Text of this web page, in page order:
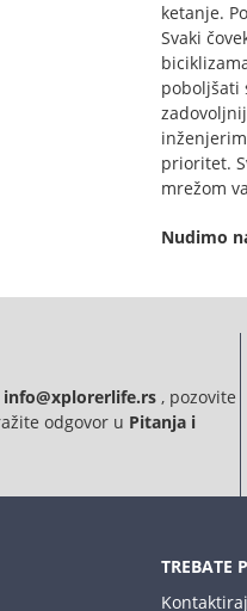
ketanje.
Svaki
poboljšati
prioritet.
mrežom
Nudimo
info@xplorerlife.rs , pozovite
odgovor u Pitanja i
TREBATE